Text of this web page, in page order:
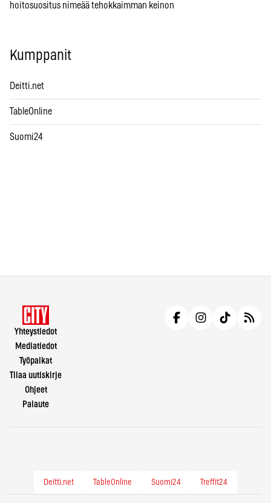
hoitosuositus nimeää tehokkaimman keinon
Kumppanit
Deitti.net
TableOnline
Suomi24
Yhteystiedot
Mediatiedot
Työpaikat
Tilaa uutiskirje
Ohjeet
Palaute
Deitti.net TableOnline Suomi24 Treffit24